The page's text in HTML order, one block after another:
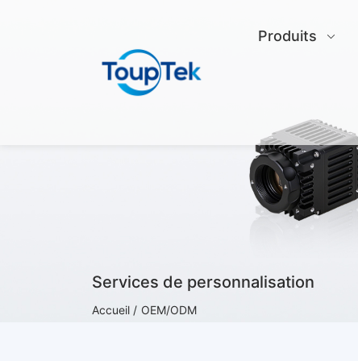
Produits
Services de personnalisation
Accueil / OEM/ODM